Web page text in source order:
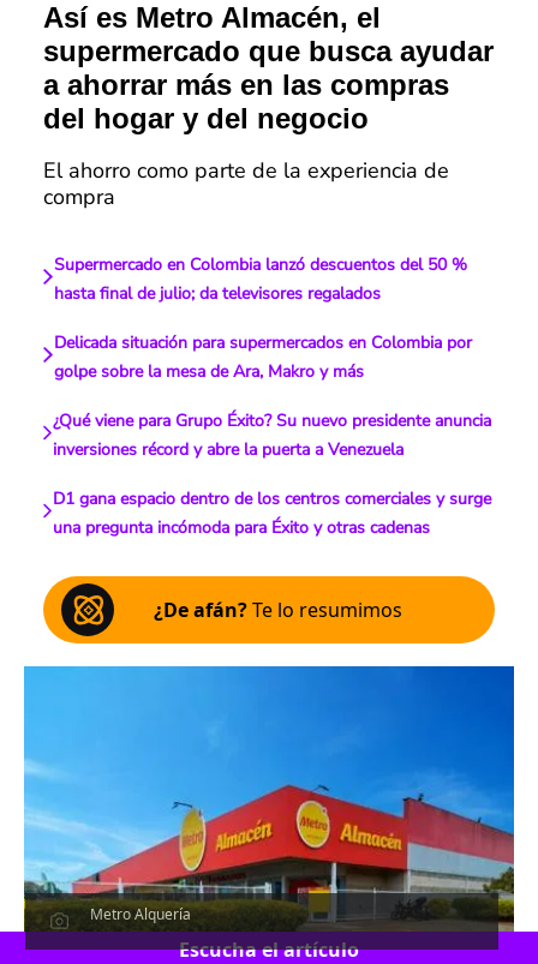
Así es Metro Almacén, el
supermercado que busca ayudar
a ahorrar más en las compras
del hogar y del negocio
El ahorro como parte de la experiencia de
compra
Supermercado en Colombia lanzó descuentos del 50 %
hasta final de julio; da televisores regalados
Delicada situación para supermercados en Colombia por
golpe sobre la mesa de Ara, Makro y más
¿Qué viene para Grupo Éxito? Su nuevo presidente anuncia
inversiones récord y abre la puerta a Venezuela
D1 gana espacio dentro de los centros comerciales y surge
una pregunta incómoda para Éxito y otras cadenas
¿De afán?Te lo resumimos
Metro Alquería
Escucha el artículo